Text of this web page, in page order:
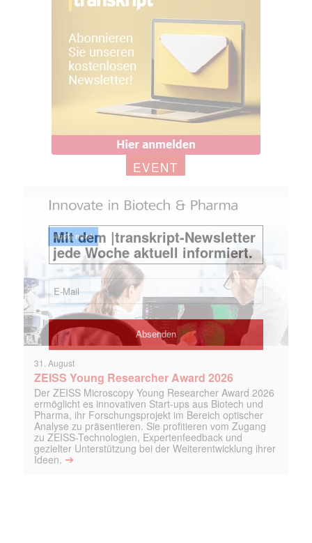
EVENT
31. August
ZEISS Young Researcher Award 2026
Der ZEISS Microscopy Young Researcher Award 2026
ermöglicht es innovativen Start-ups aus Biotech und
Pharma, ihr Forschungsprojekt im Bereich optischer
Analyse zu präsentieren. Sie profitieren vom Zugang
zu ZEISS-Technologien, Expertenfeedback und
gezielter Unterstützung bei der Weiterentwicklung ihrer
Ideen. ➔